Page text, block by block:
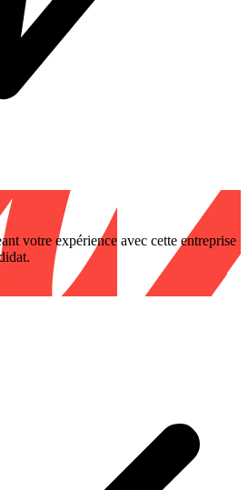
votre expérience avec cette entreprise